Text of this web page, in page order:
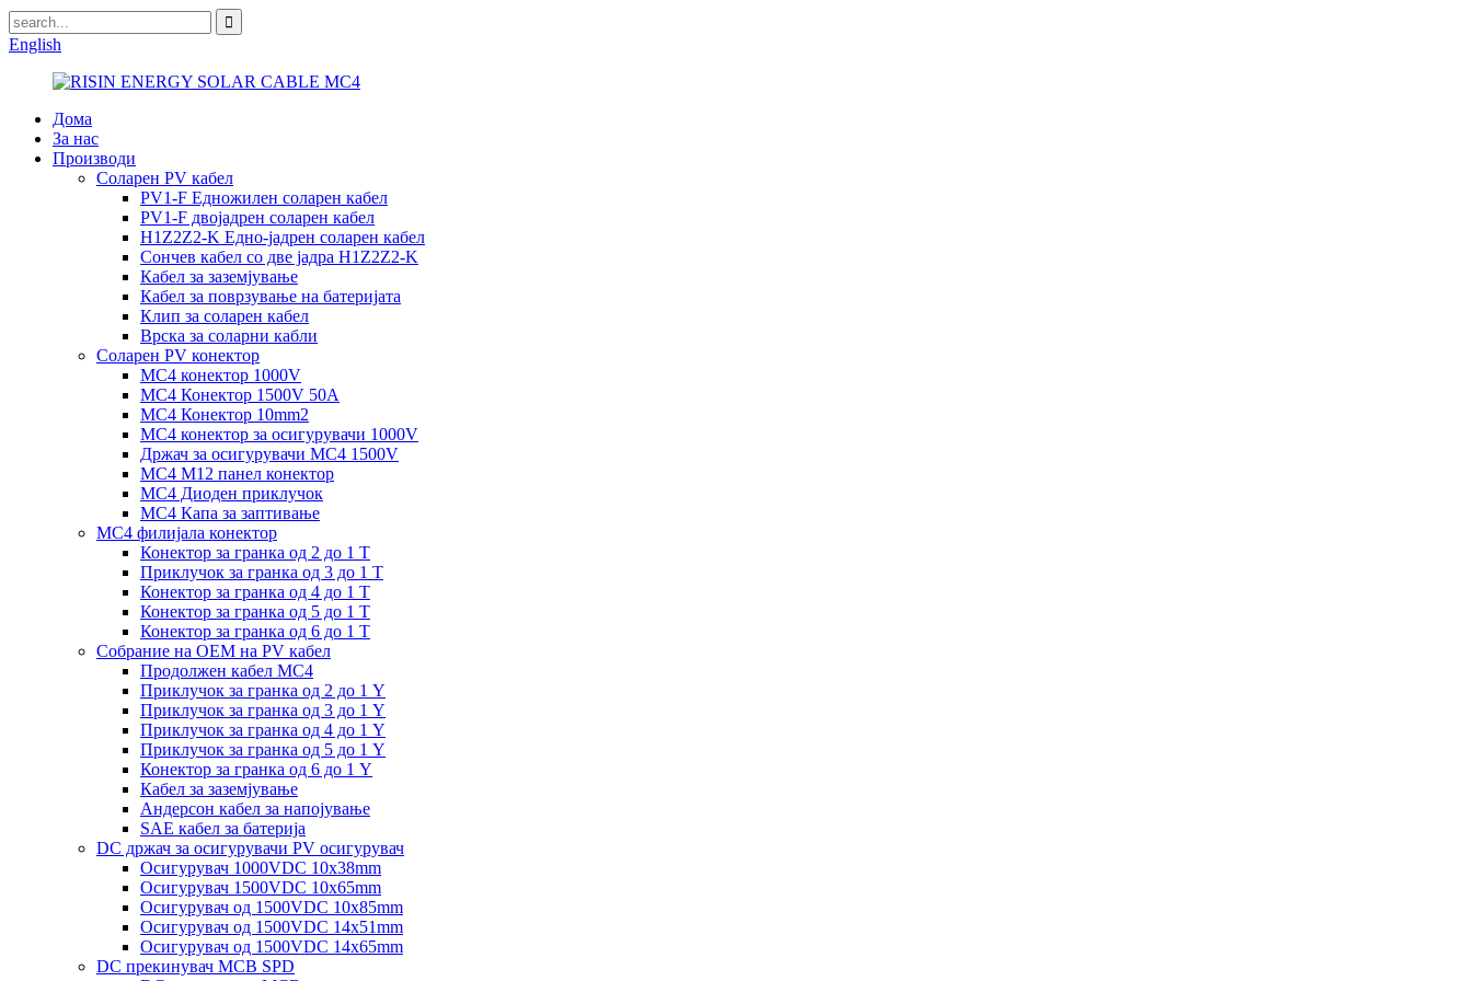
English
Дома
За нас
Производи
Соларен PV кабел
PV1-F Едножилен соларен кабел
PV1-F двојадрен соларен кабел
H1Z2Z2-K Едно-јадрен соларен кабел
Сончев кабел со две јадра H1Z2Z2-K
Кабел за заземјување
Кабел за поврзување на батеријата
Клип за соларен кабел
Врска за соларни кабли
Соларен PV конектор
MC4 конектор 1000V
MC4 Конектор 1500V 50A
MC4 Конектор 10mm2
MC4 конектор за осигурувачи 1000V
Држач за осигурувачи MC4 1500V
MC4 M12 панел конектор
MC4 Диоден приклучок
MC4 Капа за заптивање
MC4 филијала конектор
Конектор за гранка од 2 до 1 Т
Приклучок за гранка од 3 до 1 Т
Конектор за гранка од 4 до 1 Т
Конектор за гранка од 5 до 1 Т
Конектор за гранка од 6 до 1 Т
Собрание на ОЕМ на PV кабел
Продолжен кабел MC4
Приклучок за гранка од 2 до 1 Y
Приклучок за гранка од 3 до 1 Y
Приклучок за гранка од 4 до 1 Y
Приклучок за гранка од 5 до 1 Y
Конектор за гранка од 6 до 1 Y
Кабел за заземјување
Андерсон кабел за напојување
SAE кабел за батерија
DC држач за осигурувачи PV осигурувач
Осигурувач 1000VDC 10x38mm
Осигурувач 1500VDC 10x65mm
Осигурувач од 1500VDC 10x85mm
Осигурувач од 1500VDC 14x51mm
Осигурувач од 1500VDC 14x65mm
DC прекинувач MCB SPD